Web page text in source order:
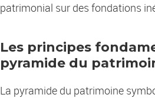
patrimonial sur des fondations
Les principes
pyramide du
La pyramide du patrimoine